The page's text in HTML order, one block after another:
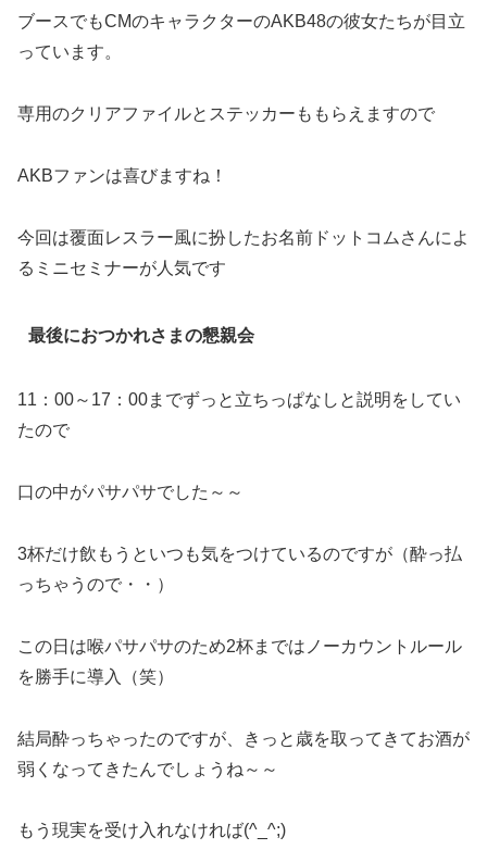
ブースでもCMのキャラクターのAKB48の彼女たちが目立
っています。
専用のクリアファイルとステッカーももらえますので
AKBファンは喜びますね！
今回は覆面レスラー風に扮したお名前ドットコムさんによ
るミニセミナーが人気です
最後におつかれさまの懇親会
11：00～17：00までずっと立ちっぱなしと説明をしてい
たので
口の中がパサパサでした～～
3杯だけ飲もうといつも気をつけているのですが（酔っ払
っちゃうので・・）
この日は喉パサパサのため2杯まではノーカウントルール
を勝手に導入（笑）
結局酔っちゃったのですが、きっと歳を取ってきてお酒が
弱くなってきたんでしょうね～～
もう現実を受け入れなければ(^_^;)